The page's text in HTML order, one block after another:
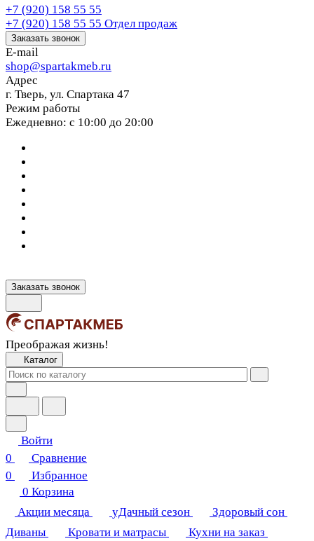
+7 (920) 158 55 55
+7 (920) 158 55 55 Отдел продаж
Заказать звонок
E-mail
shop@spartakmeb.ru
Адрес
г. Тверь, ул. Спартака 47
Режим работы
Ежедневно: с 10:00 до 20:00
Заказать звонок
Преображая жизнь!
Каталог
Войти
0
Сравнение
0
Избранное
0 Корзина
Акции месяца
уДачный сезон
Здоровый сон
Диваны
Кровати и матрасы
Кухни на заказ